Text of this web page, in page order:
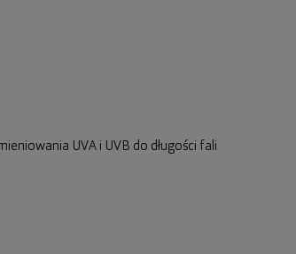
UVA i UVB do długości fali